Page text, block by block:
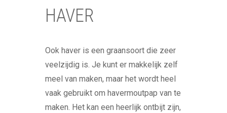
HAVER
Ook haver is een graansoort die zeer
veelzijdig is. Je kunt er makkelijk zelf
meel van maken, maar het wordt heel
vaak gebruikt om havermoutpap van te
maken. Het kan een heerlijk ontbijt zijn,